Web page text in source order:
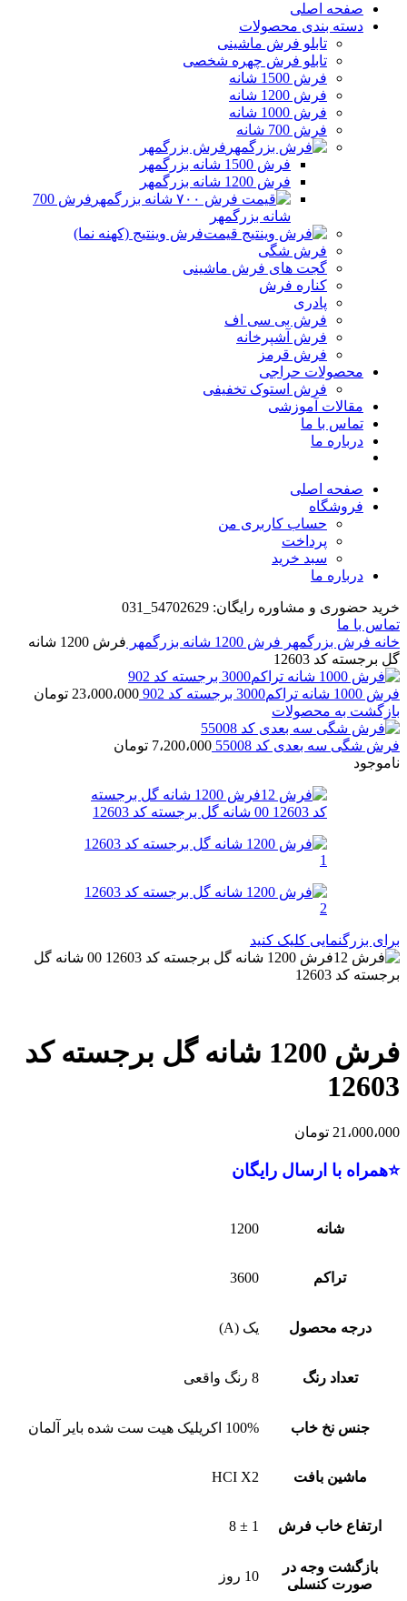
صفحه اصلی
دسته بندی محصولات
تابلو فرش ماشینی
تابلو فرش چهره شخصی
فرش 1500 شانه
فرش 1200 شانه
فرش 1000 شانه
فرش 700 شانه
فرش بزرگمهر
فرش 1500 شانه بزرگمهر
فرش 1200 شانه بزرگمهر
فرش 700
شانه بزرگمهر
فرش وینتیج (کهنه نما)
فرش شگی
گجت های فرش ماشینی
کناره فرش
پادری
فرش بی سی اف
فرش آشپرخانه
فرش قرمز
محصولات حراجی
فرش استوک تخفیفی
مقالات آموزشی
تماس با ما
درباره ما
صفحه اصلی
فروشگاه
حساب کاربری من
پرداخت
سبد خرید
درباره ما
خرید حضوری و مشاوره رایگان: 54702629_031
تماس با ما
خانه فرش بزرگمهر فرش 1200 شانه بزرگمهر
فرش 1200 شانه
گل برجسته کد 12603
فرش 1000 شانه تراکم3000 برجسته کد 902 23،000،000 تومان
بازگشت به محصولات
فرش شگی سه بعدی کد 55008 7،200،000 تومان
ناموجود
برای بزرگنمایی کلیک کنید
فرش 1200 شانه گل برجسته کد
12603
21،000،000 تومان
⭐همراه با ارسال رایگان
شانه 1200
تراکم 3600
درجه محصول یک (A)
تعداد رنگ 8 رنگ واقعی
جنس نخ خاب 100% اکریلیک هیت ست شده بایر آلمان
ماشین بافت HCI X2
ارتفاع خاب فرش 1 ± 8
بازگشت وجه در
صورت کنسلی
10 روز